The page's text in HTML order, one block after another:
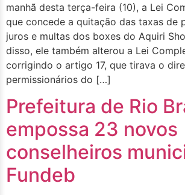
manhã desta terça-feira (10), a Lei
que concede a quitação das taxas de
juros e multas dos boxes do Aquiri
disso, ele também alterou a Lei
corrigindo o artigo 17, que tirava o
permissionários do […]
Prefeitura de Rio
empossa 23 novos
conselheiros
Fundeb